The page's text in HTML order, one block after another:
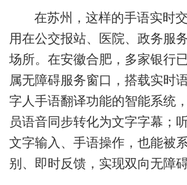
在苏州，这样的手语实时
用在公交报站、医院、政务服
场所。在安徽合肥，多家银行
属无障碍服务窗口，搭载实时
字人手语翻译功能的智能系统
员语音同步转化为文字字幕；
文字输入、手语操作，也能被
别、即时反馈，实现双向无障碍